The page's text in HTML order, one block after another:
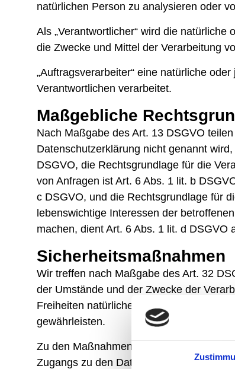
natürlichen Person zu analysieren oder
Als „Verantwortlicher“ wird die
die Zwecke und Mittel der Verarbeitung
„Auftragsverarbeiter“ eine natürliche
Verantwortlichen verarbeitet.
Maßgebliche
Nach Maßgabe des Art. 13 DSGVO
Datenschutzerklärung nicht genannt
DSGVO, die Rechtsgrundlage für die
von Anfragen ist Art. 6 Abs. 1 lit. b
c DSGVO, und die Rechtsgrundlage für
lebenswichtige Interessen der
machen, dient Art. 6 Abs. 1 lit. d DSGVO
Sicherheitsmaßnahmen
Wir treffen nach Maßgabe des Art. 32
der Umstände und der Zwecke der
Freiheiten natürlicher Personen,
gewährleisten.
Zu den Maßnahmen gehören
Zugangs zu den Daten, als auch des sie